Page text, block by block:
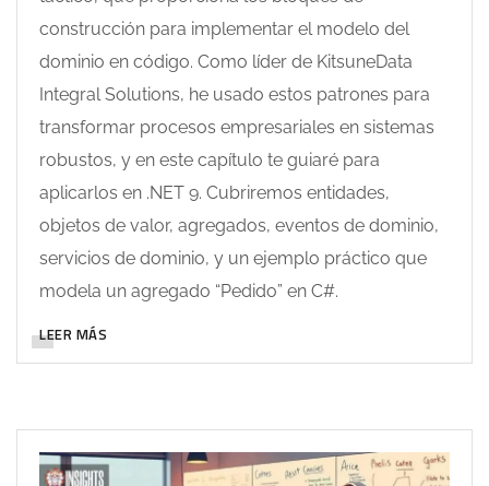
construcción para implementar el modelo del
dominio en código. Como líder de KitsuneData
Integral Solutions, he usado estos patrones para
transformar procesos empresariales en sistemas
robustos, y en este capítulo te guiaré para
aplicarlos en .NET 9. Cubriremos entidades,
objetos de valor, agregados, eventos de dominio,
servicios de dominio, y un ejemplo práctico que
modela un agregado “Pedido” en C#.
LEER MÁS